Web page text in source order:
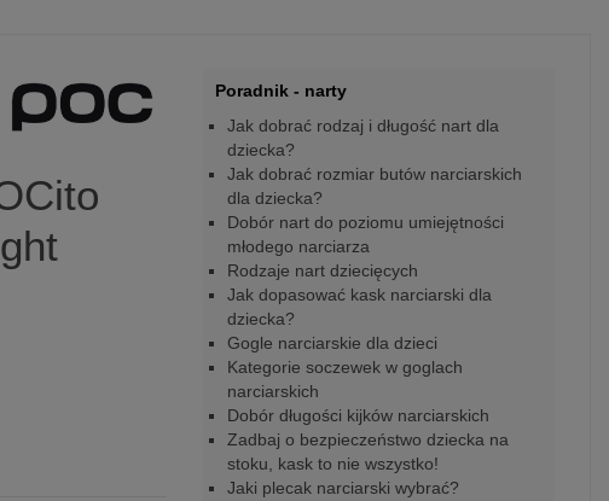
Poradnik - narty
Jak dobrać rodzaj i długość nart dla
dziecka?
Jak dobrać rozmiar butów narciarskich
dla dziecka?
Dobór nart do poziomu umiejętności
młodego narciarza
Rodzaje nart dziecięcych
Jak dopasować kask narciarski dla
dziecka?
Gogle narciarskie dla dzieci
Kategorie soczewek w goglach
narciarskich
Dobór długości kijków narciarskich
Zadbaj o bezpieczeństwo dziecka na
stoku, kask to nie wszystko!
Jaki plecak narciarski wybrać?